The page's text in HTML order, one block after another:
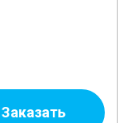
Заказать